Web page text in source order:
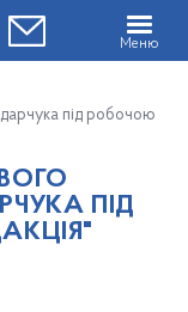
Меню
під робочою
ПІД